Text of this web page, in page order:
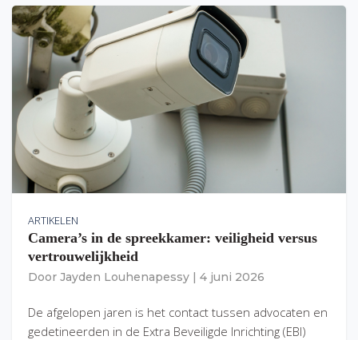
ARTIKELEN
Camera’s in de spreekkamer: veiligheid versus
vertrouwelijkheid
Door Jayden Louhenapessy 4 juni 2026
De afgelopen jaren is het contact tussen advocaten en
gedetineerden in de Extra Beveiligde Inrichting (EBI)